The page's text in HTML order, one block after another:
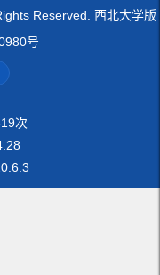
Reserved. 西北大学版
号
次
28
6 3